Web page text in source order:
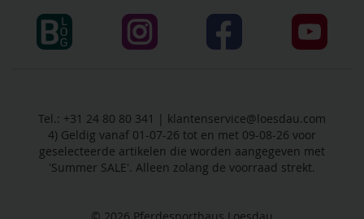
Tel.: +31 24 80 80 341 | klantenservice@loesdau.com
4) Geldig vanaf 01-07-26 tot en met 09-08-26 voor
geselecteerde artikelen die worden aangegeven met
'Summer SALE'. Alleen zolang de voorraad strekt.